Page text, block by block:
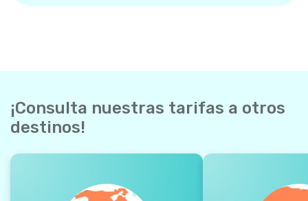
¡Consulta nuestras tarifas a otros
destinos!